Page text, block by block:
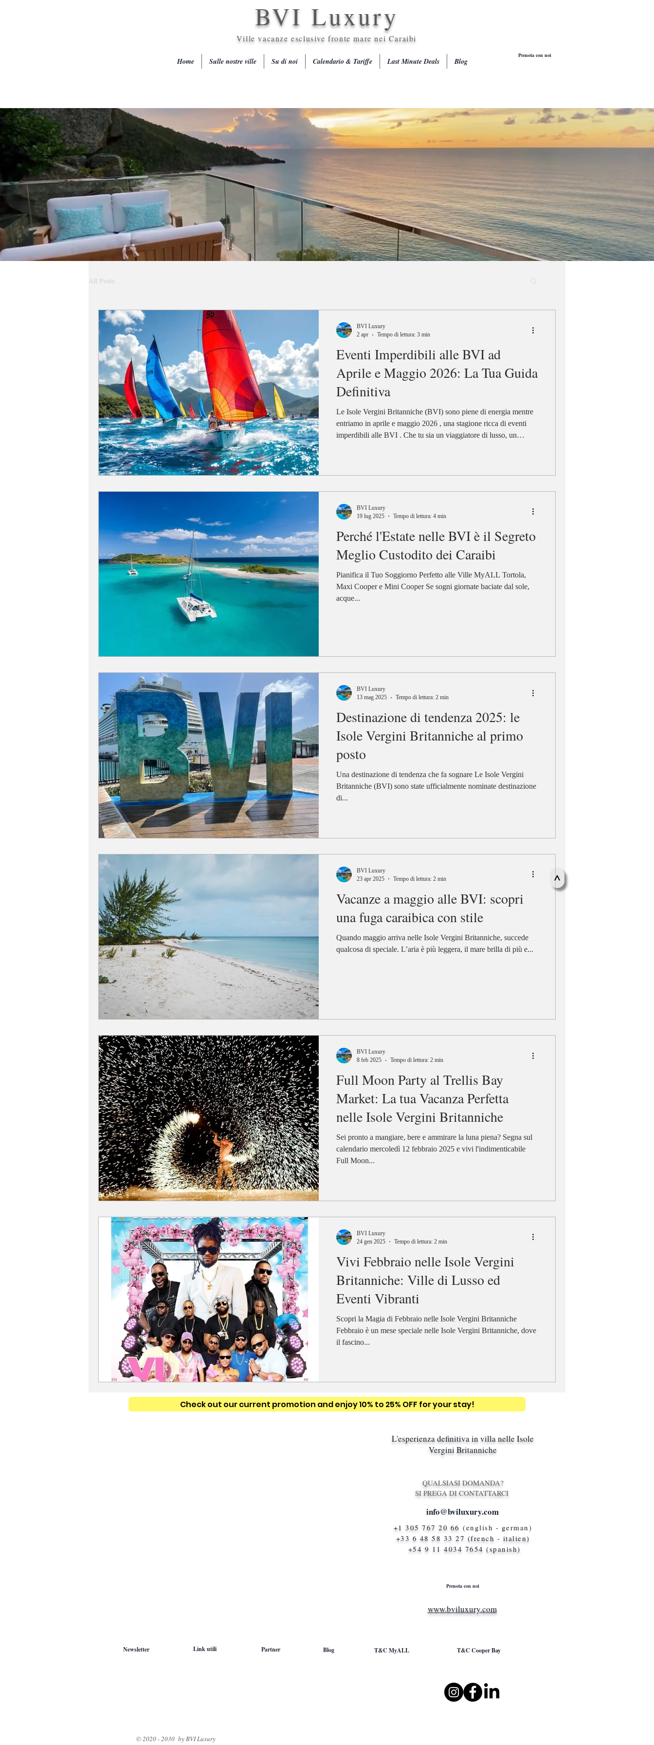
Home Sulle nostre ville Su di noi Calendario & Tariffe Last Minute Deals Blog
Prenota con noi
BVI Luxury
Ville vacanze esclusive fronte mare nei Caraibi
>
All Posts
Eventi Imperdibili alle BVI ad
Aprile e Maggio 2026: La Tua Guida
Definitiva
Le Isole Vergini Britanniche (BVI) sono piene di energia mentre
entriamo in aprile e maggio 2026 , una stagione ricca di eventi
imperdibili alle BVI . Che tu sia un viaggiatore di lusso, un
Maggio 2026: Vela, Cultura e Na
BVI Luxury
2 apr
Tempo di lettura: 3 min
Perché l'Estate nelle BVI è il Segreto
Meglio Custodito dei Caraibi
Pianifica il Tuo Soggiorno Perfetto alle Ville MyALL Tortola,
Maxi Cooper e Mini Cooper Se sogni giornate baciate dal sole,
acque...
BVI Luxury
19 lug 2025
Tempo di lettura: 4 min
Destinazione di tendenza 2025: le
Isole Vergini Britanniche al primo
posto
Una destinazione di tendenza che fa sognare Le Isole Vergini
Britanniche (BVI) sono state ufficialmente nominate destinazione
di...
BVI Luxury
13 mag 2025
Tempo di lettura: 2 min
Vacanze a maggio alle BVI: scopri
una fuga caraibica con stile
Quando maggio arriva nelle Isole Vergini Britanniche, succede
qualcosa di speciale. L’aria è più leggera, il mare brilla di più e...
BVI Luxury
23 apr 2025
Tempo di lettura: 2 min
Full Moon Party al Trellis Bay
Market: La tua Vacanza Perfetta
nelle Isole Vergini Britanniche
Sei pronto a mangiare, bere e ammirare la luna piena? Segna sul
calendario mercoledì 12 febbraio 2025 e vivi l'indimenticabile
Full Moon...
BVI Luxury
8 feb 2025
Tempo di lettura: 2 min
Vivi Febbraio nelle Isole Vergini
Britanniche: Ville di Lusso ed
Eventi Vibranti
Scopri la Magia di Febbraio nelle Isole Vergini Britanniche
Febbraio è un mese speciale nelle Isole Vergini Britanniche, dove
il fascino...
BVI Luxury
24 gen 2025
Tempo di lettura: 2 min
Check out our current promotion and enjoy 10% to 25% OFF for your stay!
Newsletter Link utili Partner Blog
L'esperienza definitiva in villa nelle Isole
Vergini Britanniche
QUALSIASI DOMANDA?
SI PREGA DI CONTATTARCI
info@bviluxury.com
+1 305 767 20 66(english - german)
+33 6 48 58 33 27 (french - italien)
+54 9 11 4034 7654 (spanish)
Prenota con noi
www.bviluxury.com
T&C MyALL T&C Cooper Bay
© 2020 - 2030 by BVI Luxury